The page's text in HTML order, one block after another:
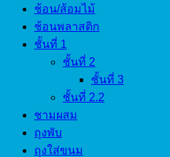
ช้อน/ส้อมไม้
ช้อนพลาสติก
ชั้นที่ 1
ชั้นที่ 2
ชั้นที่ 3
ชั้นที่ 2.2
ชามผสม
ถุงพับ
ถุงใส่ขนม